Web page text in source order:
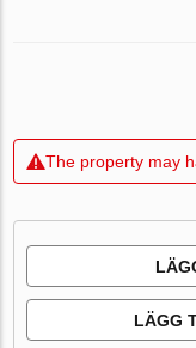
The property may
LÄGG